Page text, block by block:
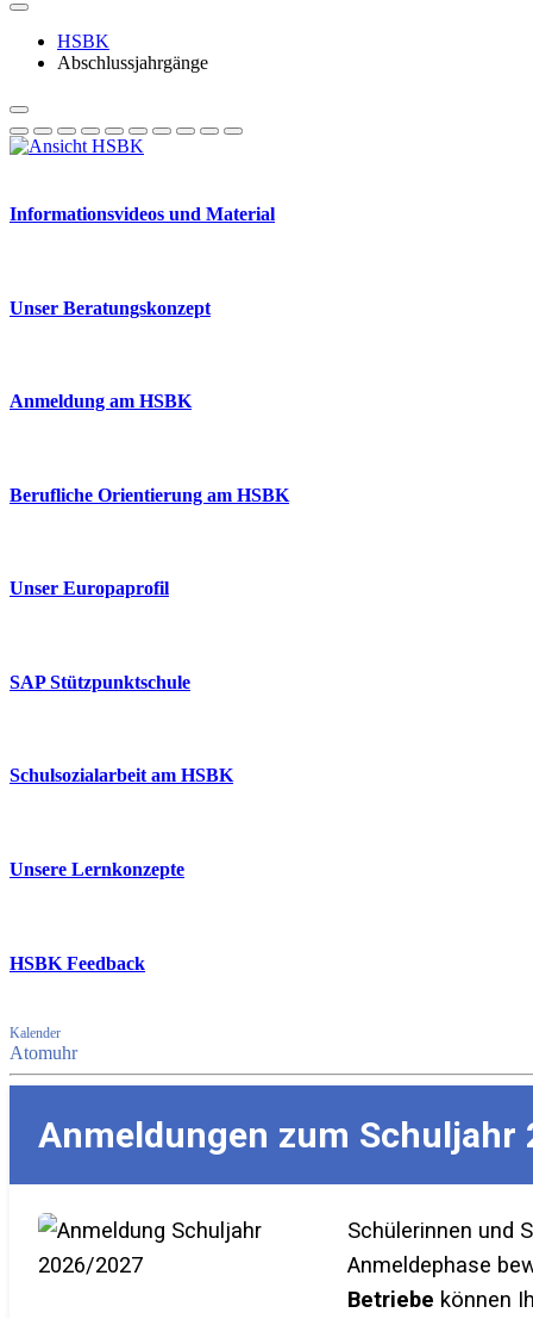
HSBK
Abschlussjahrgänge
Informationsvideos und Material
Unser Beratungskonzept
Anmeldung am HSBK
Berufliche Orientierung am HSBK
Unser Europaprofil
SAP Stützpunktschule
Schulsozialarbeit am HSBK
Unsere Lernkonzepte
HSBK Feedback
Kalender
Atomuhr
Anmeldungen zum Schuljahr
Schülerinnen und
Anmeldephase
Betriebe können